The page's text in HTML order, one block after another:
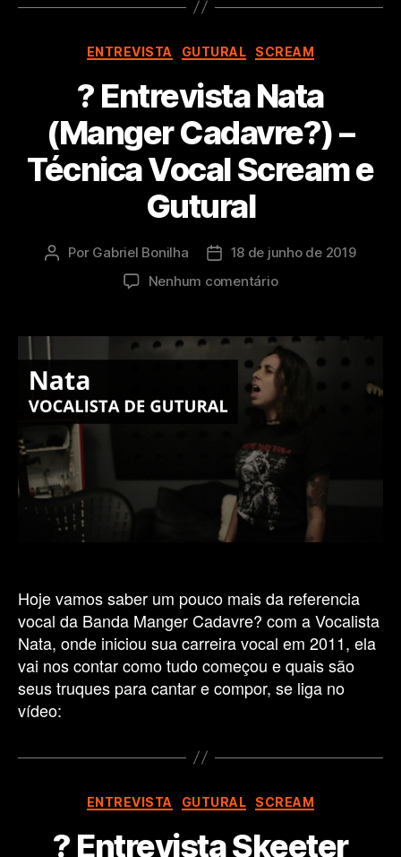
Categorias
ENTREVISTA GUTURAL SCREAM
? Entrevista Nata
(Manger Cadavre?) –
Técnica Vocal Scream e
Gutural
Autor
Por Gabriel Bonilha
Data18 de junho de 2019
Nenhum comentárioem
Nata
(Manger
Cadavre?)
–
Técnica
Scream
Gutural
Hoje vamos saber um pouco mais da referencia
vocal da Banda Manger Cadavre? com a Vocalista
Nata, onde iniciou sua carreira vocal em 2011, ela
vai nos contar como tudo começou e quais são
seus truques para cantar e compor, se liga no
vídeo:
Categorias
ENTREVISTA GUTURAL SCREAM
? Entrevista Skeeter